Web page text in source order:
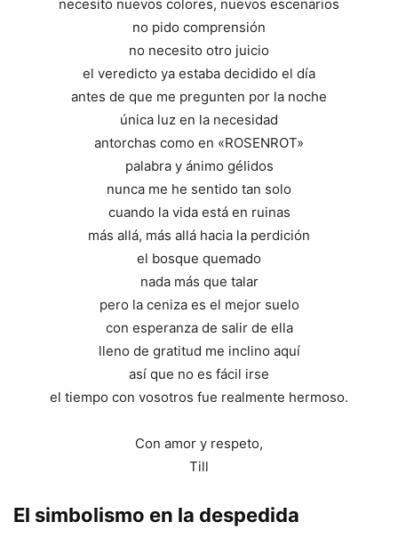
necesito nuevos colores, nuevos escenarios
no pido comprensión
no necesito otro juicio
el veredicto ya estaba decidido el día
antes de que me pregunten por la noche
única luz en la necesidad
antorchas como en «ROSENROT»
palabra y ánimo gélidos
nunca me he sentido tan solo
cuando la vida está en ruinas
más allá, más allá hacia la perdición
el bosque quemado
nada más que talar
pero la ceniza es el mejor suelo
con esperanza de salir de ella
lleno de gratitud me inclino aquí
así que no es fácil irse
el tiempo con vosotros fue realmente hermoso.
Con amor y respeto,
Till
El simbolismo en la despedida